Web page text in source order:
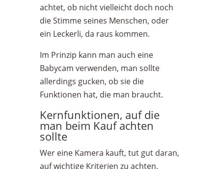
achtet, ob nicht vielleicht doch noch
die Stimme seines Menschen, oder
ein Leckerli, da raus kommen.
Im Prinzip kann man auch eine
Babycam verwenden, man sollte
allerdings gucken, ob sie die
Funktionen hat, die man braucht.
Kernfunktionen, auf die
man beim Kauf achten
sollte
Wer eine Kamera kauft, tut gut daran,
auf wichtige Kriterien zu achten.